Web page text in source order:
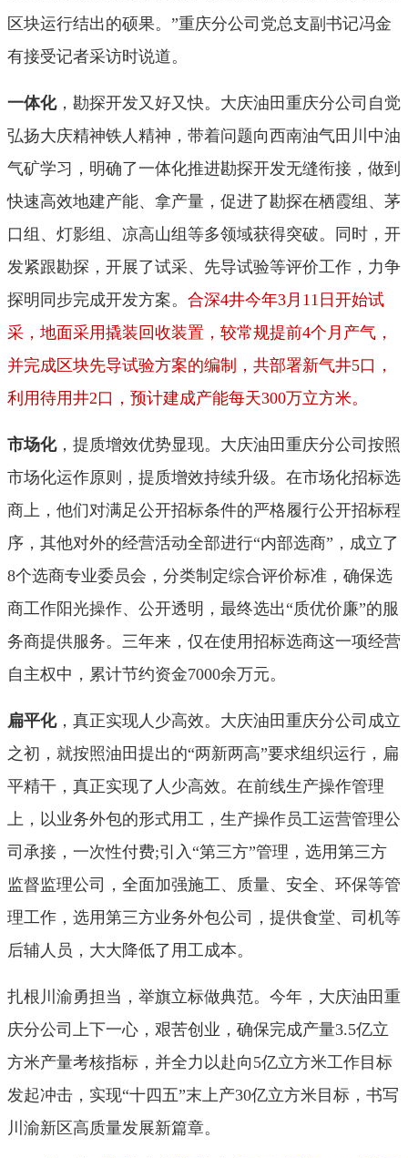
区块运行结出的硕果。”重庆分公司党总支副书记冯金
有接受记者采访时说道。
一体化，勘探开发又好又快。大庆油田重庆分公司自觉
弘扬大庆精神铁人精神，带着问题向西南油气田川中油
气矿学习，明确了一体化推进勘探开发无缝衔接，做到
快速高效地建产能、拿产量，促进了勘探在栖霞组、茅
口组、灯影组、凉高山组等多领域获得突破。同时，开
发紧跟勘探，开展了试采、先导试验等评价工作，力争
探明同步完成开发方案。 合深4井今年3月11日开始试
采，地面采用撬装回收装置，较常规提前4个月产气，
并完成区块先导试验方案的编制，共部署新气井5口，
利用待用井2口，预计建成产能每天300万立方米。
市场化，提质增效优势显现。大庆油田重庆分公司按照
市场化运作原则，提质增效持续升级。在市场化招标选
商上，他们对满足公开招标条件的严格履行公开招标程
序，其他对外的经营活动全部进行“内部选商”，成立了
8个选商专业委员会，分类制定综合评价标准，确保选
商工作阳光操作、公开透明，最终选出“质优价廉”的服
务商提供服务。三年来，仅在使用招标选商这一项经营
自主权中，累计节约资金7000余万元。
扁平化，真正实现人少高效。大庆油田重庆分公司成立
之初，就按照油田提出的“两新两高”要求组织运行，扁
平精干，真正实现了人少高效。在前线生产操作管理
上，以业务外包的形式用工，生产操作员工运营管理公
司承接，一次性付费;引入“第三方”管理，选用第三方
监督监理公司，全面加强施工、质量、安全、环保等管
理工作，选用第三方业务外包公司，提供食堂、司机等
后辅人员，大大降低了用工成本。
扎根川渝勇担当，举旗立标做典范。今年，大庆油田重
庆分公司上下一心，艰苦创业，确保完成产量3.5亿立
方米产量考核指标，并全力以赴向5亿立方米工作目标
发起冲击，实现“十四五”末上产30亿立方米目标，书写
川渝新区高质量发展新篇章。